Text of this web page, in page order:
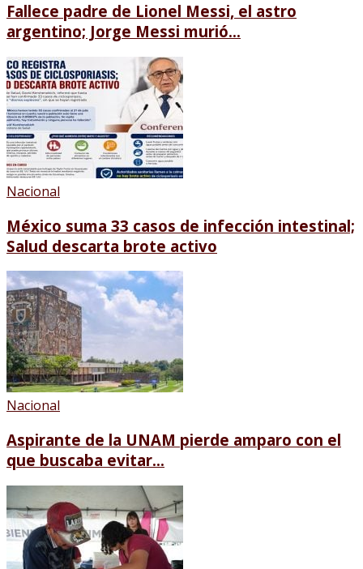
Fallece padre de Lionel Messi, el astro
argentino; Jorge Messi murió...
Nacional
México suma 33 casos de infección intestinal;
Salud descarta brote activo
Nacional
Aspirante de la UNAM pierde amparo con el
que buscaba evitar...